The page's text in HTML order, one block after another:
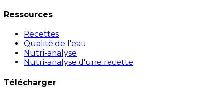
Ressources
Recettes
Qualité de l'eau
Nutri-analyse
Nutri-analyse d'une recette
Télécharger